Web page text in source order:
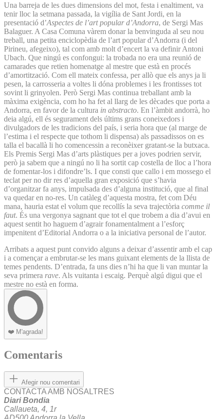
Una barreja de les dues dimensions del mot, festa i enaltiment, va
tenir lloc la setmana passada, la vigília de Sant Jordi, en la
presentació d’Aspectes de l’art popular d’Andorra, de Sergi Mas
Balaguer. A Casa Comuna vàrem donar la benvinguda al seu nou
treball, una petita enciclopèdia de l’art popular d’Andorra (i del
Pirineu, afegeixo), tal com amb molt d’encert la va definir Antoni
Ubach. Que ningú es confongui: la trobada no era una reunió de
camarades que retien homenatge al mestre que està en procés
d’amortització. Com ell mateix confessa, per allò que els anys ja li
pesen, la carrosseria a voltes li dóna problemes i les frontisses tot
sovint li grinyolen. Però Sergi Mas continua treballant amb la
màxima exigència, com ho ha fet al llarg de les dècades que porta a
Andorra, en favor de la cultura in abstracto. En l’àmbit andorrà, ho
deia algú, ell és segurament dels últims grans coneixedors i
divulgadors de les tradicions del país, i seria hora que (al marge de
l’estima i el respecte que tothom li dispensa) als passadissos on es
talla el bacallà li ho comencessin a reconèixer gratant-se la butxaca.
Els Premis Sergi Mas d’arts plàstiques per a joves podrien servir,
però ja sabem que a ningú no li ha sortit cap costella de lloc a l’hora
de fomentar-los i difondre’ls. I que consti que callo i em mossego el
teclat per no dir res d’aquella gran exposició que s’havia
d’organitzar fa anys, impulsada des d’alguna institució, que al final
va quedar en no-res. Un catàleg d’aquesta mostra, fet com Déu
mana, hauria estat el volum que recollís la seva trajectòria comme il
faut. És una vergonya sagnant que tot el que trobem a dia d’avui en
aquest sentit ho haguem d’agrair fonamentalment a l’esforç
impenitent d’Editorial Andorra o a la iniciativa personal de l’autor.
Arribats a aquest punt convido alguns a deixar d’assentir amb el cap
i a començar a embrutar-se les mans guixant elements de la llista de
temes pendents. D’entrada, fa uns dies n’hi ha que li van muntar la
seva primera rave. Als vuitanta i escaig. Perquè algú digui que el
mestre no està en forma.
❤️ M'agrada!
Comentaris
Afegir nou comentari
CONTACTA AMB NOSALTRES
Diari Bondia
Callaueta, 4, 1r